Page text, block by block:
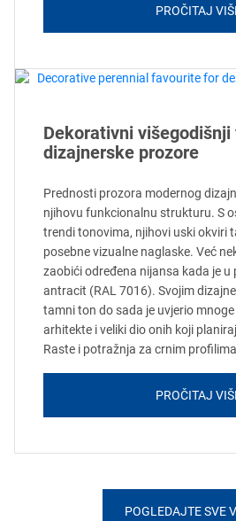
PROČITAJ
Dekorativni
dizajnerske prozore
Prednosti prozora modernog
njihovu funkcionalnu strukturu. S
trendi tonovima, njihovi uski okviri
posebne vizualne naglaske. Već
zaobići određena nijansa kada je u
antracit (RAL 7016). Svojim
tamni ton do sada je uvjerio
arhitekte i veliki dio onih koji
Raste i potražnja za crnim
PROČITAJ
POGLEDAJTE SVE